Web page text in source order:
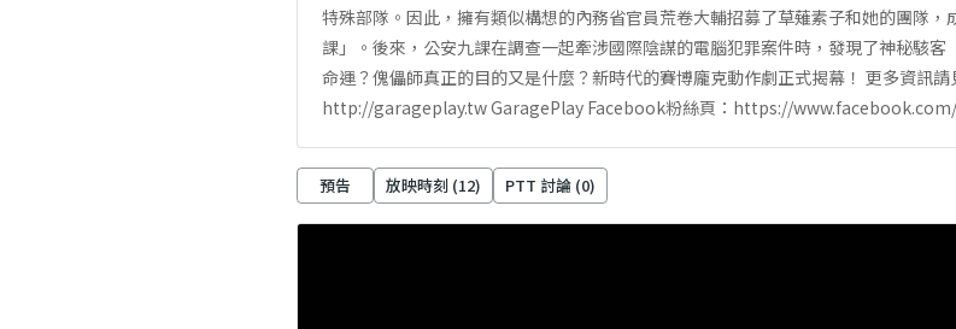
特殊部隊。因此，擁有類似構想的內務省官員荒卷大輔招募了草薙素子和她的團隊
課」。後來，公安九課在調查一起牽涉國際陰謀的電腦犯罪案件時，發現了神秘駭
命運？傀儡師真正的目的又是什麼？新時代的賽博龐克動作劇正式揭幕！ 更多資訊請
http://garageplay.tw GaragePlay Facebook粉絲頁：https://
預告 放映時刻 (12) PTT 討論 (0)